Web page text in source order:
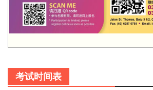
考试时间表